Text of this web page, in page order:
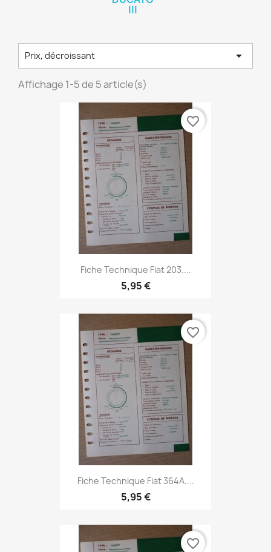
III
Prix, décroissant 
Affichage 1-5 de 5 article(s)
Fiche Technique Fiat 203....
5,95 €
favorite_border
Fiche Technique Fiat 364A....
5,95 €
favorite_border
favorite_border